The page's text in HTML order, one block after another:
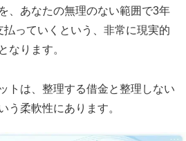
、あなたの無理のない範囲で3年
っていくという、非常に現実的
なります。
トは、整理する借金と整理しない
う柔軟性にあります。